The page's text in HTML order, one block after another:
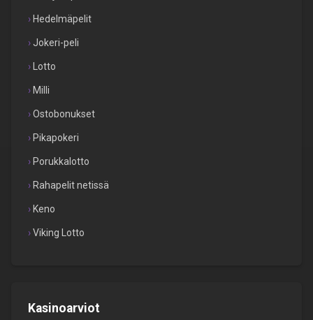
Hedelmäpelit
Jokeri-peli
Lotto
Milli
Ostobonukset
Pikapokeri
Porukkalotto
Rahapelit netissä
Keno
Viking Lotto
Kasinoarviot